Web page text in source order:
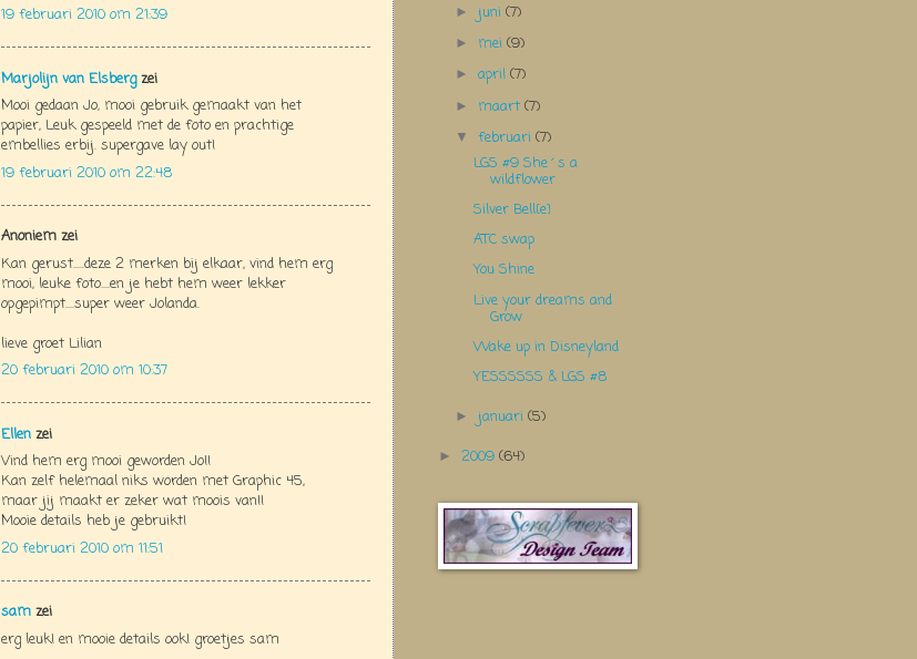
19 februari 2010 om 21:39
Marjolijn van Elsbergzei
Mooi gedaan Jo, mooi gebruik gemaakt van het
papier, Leuk gespeeld met de foto en prachtige
embellies erbij. supergave lay out!
19 februari 2010 om 22:48
Anoniem zei
Kan gerust.....deze 2 merken bij elkaar, vind hem erg
mooi, leuke foto....en je hebt hem weer lekker
opgepimpt....super weer Jolanda.
lieve groet Lilian
20 februari 2010 om 10:37
Ellen zei
Vind hem erg mooi geworden Jo!!
Kan zelf helemaal niks worden met Graphic 45,
maar jij maakt er zeker wat moois van!!
Mooie details heb je gebruikt!
20 februari 2010 om 11:51
sam zei
erg leuk! en mooie details ook! groetjes sam
► juni(7)
► mei(9)
►april(7)
► maart(7)
▼februari(7)
LGS #9 She´s a
wildflower
Silver Bell{e}
ATC swap
You Shine
Live your dreams and
Grow
Wake up in Disneyland
YESSSSSS & LGS #8
► januari(5)
► 2009 (64)